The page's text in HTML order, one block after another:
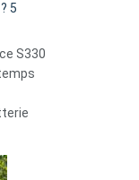
5
S330